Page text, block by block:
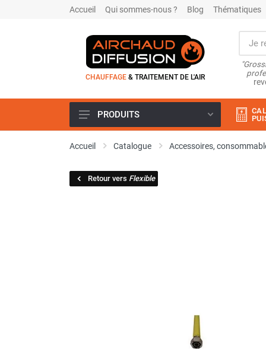
Accueil Qui sommes-nous ? Blog Thématiques
CHAUFFAGE & TRAITEMENT DE L'AIR
Climatiseur
Climatiseur mobile résidentiel et
Ventilateur / extracteur d'air mobile
PRODUITS
Accueil Catalogue Accessoires,
Retour vers Flexible